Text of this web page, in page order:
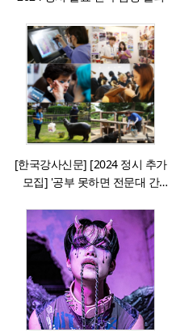
[한국강사신문] [2024 정시 추가
모집] '공부 못하면 전문대 간
수험생 몰린다.